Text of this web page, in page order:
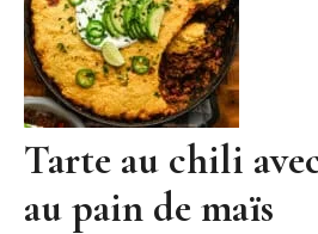
Tarte au chili
au pain de maïs